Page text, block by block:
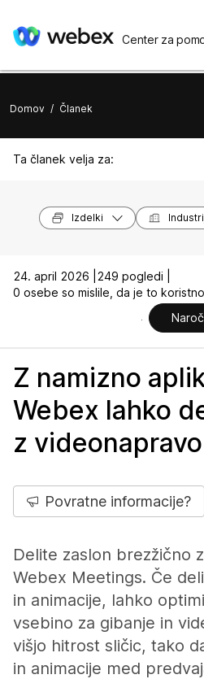
Center za
Domov / Članek
Ta članek velja za:
Izdelki
24. april 2026 |
249 pogledi |
0 osebe so mislile, da je to koristno
Z namizno
Webex lahko
z videonapravo
Povratne informacije?
Delite zaslon brezžično
Webex Meetings. Če
in animacije, lahko
vsebino za gibanje in
višjo hitrost sličic, tako
in animacije med